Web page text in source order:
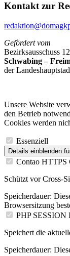
Kontakt zur
Gefördert vom
Bezirksausschuss 12
Schwabing –
der
Unsere Website
den Betrieb
Cookies werden
Essenziell
Details einblenden
Contao HTTPS
Schützt vor Cross-
Speicherdauer:
Browsersitzung
PHP SESSION
Speichert die
Speicherdauer: